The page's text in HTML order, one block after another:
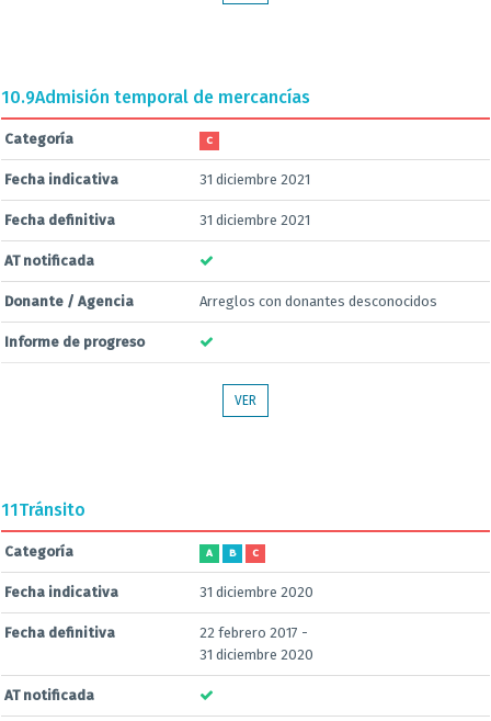
10.9Admisión temporal de mercancías
Categoría C
Fecha indicativa 31 diciembre 2021
Fecha definitiva 31 diciembre 2021
AT notificada
Donante / Agencia Arreglos con donantes desconocidos
Informe de progreso
VER
11Tránsito
Categoría A B C
Fecha indicativa 31 diciembre 2020
Fecha definitiva
22 febrero 2017 -
31 diciembre 2020
AT notificada